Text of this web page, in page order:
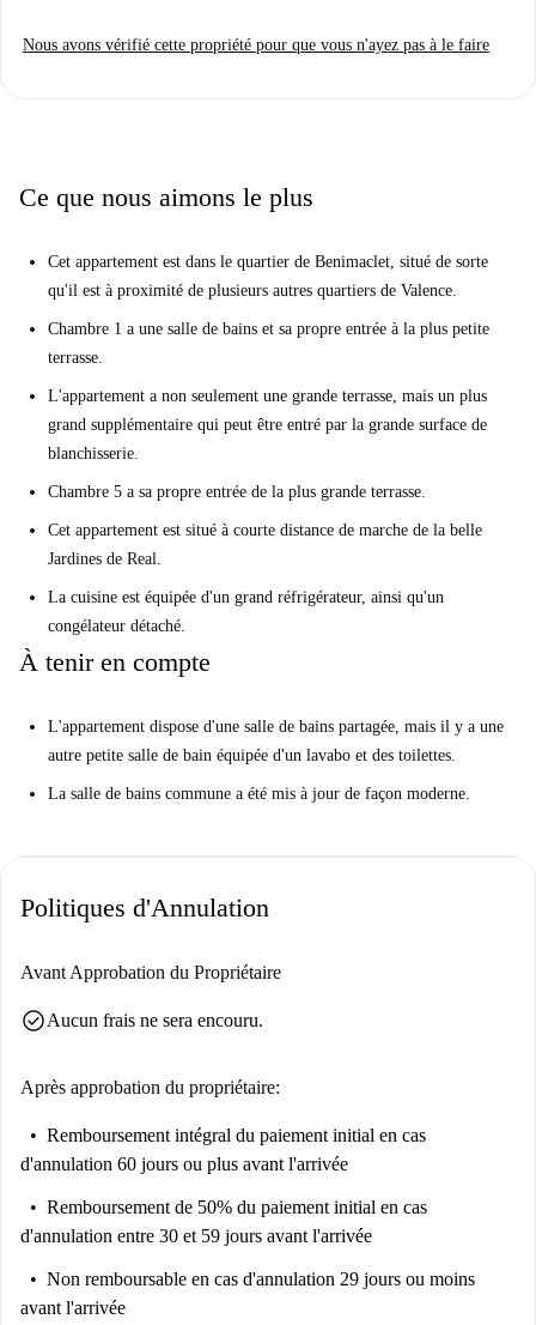
Nous avons vérifié cette propriété pour que vous n'ayez pas à le faire
Ce que nous aimons le plus
Cet appartement est dans le quartier de Benimaclet, situé de sorte
qu'il est à proximité de plusieurs autres quartiers de Valence.
Chambre 1 a une salle de bains et sa propre entrée à la plus petite
terrasse.
L'appartement a non seulement une grande terrasse, mais un plus
grand supplémentaire qui peut être entré par la grande surface de
blanchisserie.
Chambre 5 a sa propre entrée de la plus grande terrasse.
Cet appartement est situé à courte distance de marche de la belle
Jardines de Real.
La cuisine est équipée d'un grand réfrigérateur, ainsi qu'un
congélateur détaché.
À tenir en compte
L'appartement dispose d'une salle de bains partagée, mais il y a une
autre petite salle de bain équipée d'un lavabo et des toilettes.
La salle de bains commune a été mis à jour de façon moderne.
Politiques d'Annulation
Avant Approbation du Propriétaire
check_circleAucun frais ne sera encouru.
Après approbation du propriétaire:
Remboursement intégral du paiement initial en cas
d'annulation 60 jours ou plus avant l'arrivée
Remboursement de 50% du paiement initial en cas
d'annulation entre 30 et 59 jours avant l'arrivée
Non remboursable en cas d'annulation 29 jours ou moins
avant l'arrivée